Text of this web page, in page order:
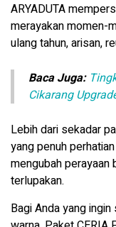
ARYADUTA
merayakan momen-
ulang tahun, arisan,
Baca Juga:
Cikarang
Lebih dari sekadar
yang penuh
mengubah perayaan
terlupakan.
Bagi Anda yang